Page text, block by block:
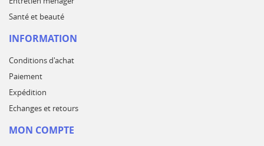
Santé et beauté
INFORMATION
Conditions d'achat
Paiement
Expédition
Echanges et retours
MON COMPTE